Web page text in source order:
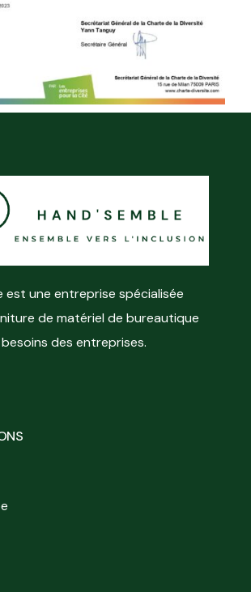
est une entreprise spécialisée
de matériel de bureautique
des entreprises.